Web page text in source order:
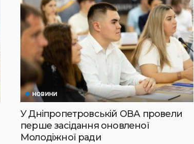
НОВИНИ
У Дніпропетровській ОВА провели
перше засідання оновленої
Молодіжної ради